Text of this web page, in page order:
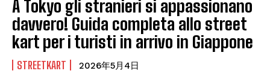
A Tokyo gli stranieri si appassionano
davvero! Guida completa allo street
kart per i turisti in arrivo in Giappone
STREETKART 2026年5月4日